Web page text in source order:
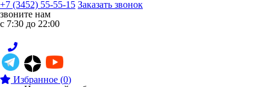
+7 (3452) 55-55-15 Заказать звонок
звоните нам
с 7:30 до 22:00
Избранное (0)